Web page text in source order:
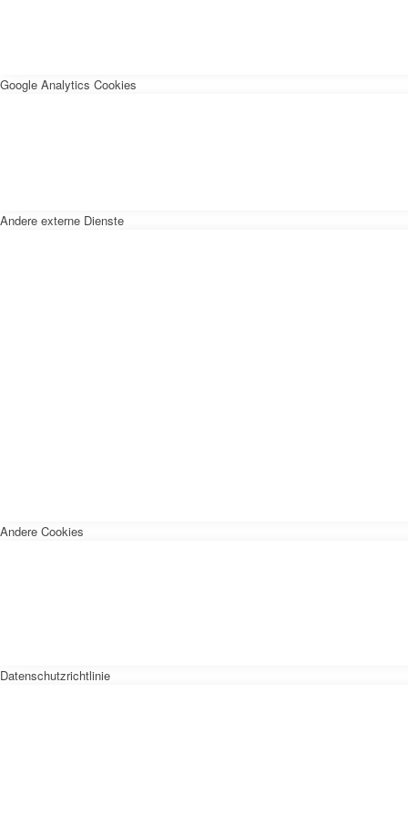
Google Analytics Cookies
Andere externe Dienste
Andere Cookies
Datenschutzrichtlinie